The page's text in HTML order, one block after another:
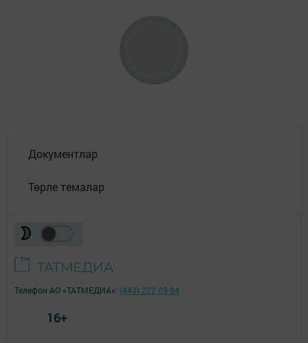
Документлар
Төрле темалар
Телефон АО «ТАТМЕДИА»: (843) 222 09 84
16+